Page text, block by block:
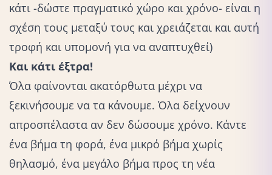
κάτι -δώστε πραγματικό χώρο και χρόνο- είναι η
σχέση τους μεταξύ τους και χρειάζεται και αυτή
τροφή και υπομονή για να αναπτυχθεί)
Και κάτι έξτρα!
Όλα φαίνονται ακατόρθωτα μέχρι να
ξεκινήσουμε να τα κάνουμε. Όλα δείχνουν
απροσπέλαστα αν δεν δώσουμε χρόνο. Κάντε
ένα βήμα τη φορά, ένα μικρό βήμα χωρίς
θηλασμό, ένα μεγάλο βήμα προς τη νέα